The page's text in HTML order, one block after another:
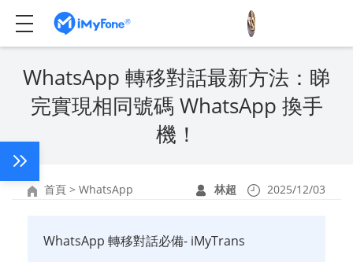
WhatsApp 轉移對話最新方法：睇
完實現相同號碼 WhatsApp 換手
機！
首頁 > WhatsApp 林超 2025/12/03
WhatsApp 轉移對話必備- iMyTrans